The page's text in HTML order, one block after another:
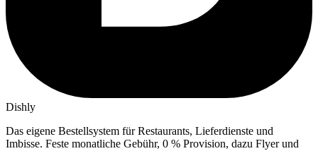
Dishly
Das eigene Bestellsystem für Restaurants, Lieferdienste und
Imbisse. Feste monatliche Gebühr, 0 % Provision, dazu Flyer und